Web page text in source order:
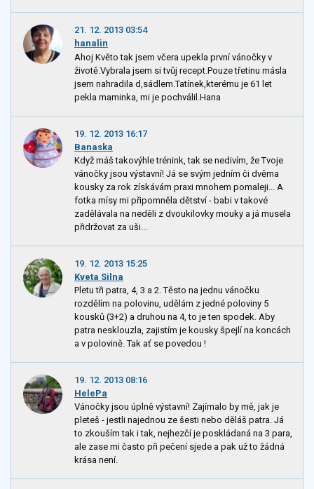
21. 12. 2013 03:54
hanalin
Ahoj Květo tak jsem včera upekla první vánočky v
životě.Vybrala jsem si tvůj recept.Pouze třetinu másla
jsem nahradila d,sádlem.Tatínek,kterému je 61 let
pekla maminka, mi je pochválil.Hana
19. 12. 2013 16:17
Banaska
Když máš takovýhle trénink, tak se nedivím, že Tvoje
vánočky jsou výstavní! Já se svým jedním či dvěma
kousky za rok získávám praxi mnohem pomaleji... A
fotka mísy mi připomněla dětství - babi v takové
zadělávala na neděli z dvoukilovky mouky a já musela
přidržovat za uši...
19. 12. 2013 15:25
Kveta Silna
Pletu tři patra, 4, 3 a 2. Těsto na jednu vánočku
rozdělím na polovinu, udělám z jedné poloviny 5
kousků (3+2) a druhou na 4, to je ten spodek. Aby
patra nesklouzla, zajistím je kousky špejlí na koncách
a v polovině. Tak ať se povedou !
19. 12. 2013 08:16
HelePa
Vánočky jsou úplně výstavní! Zajímalo by mě, jak je
pleteš - jestli najednou ze šesti nebo děláš patra. Já
to zkouším tak i tak, nejhezčí je poskládaná na 3 para,
ale zase mi často při pečení sjede a pak už to žádná
krása není.